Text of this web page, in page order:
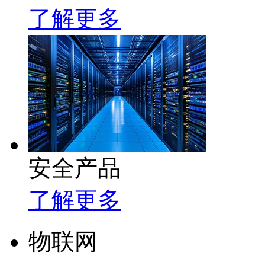
了解更多
安全产品
了解更多
物联网